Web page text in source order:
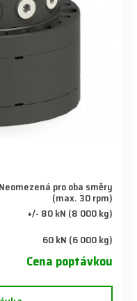
Neomezená pro oba směry
(max. 30 rpm)
+/- 80 kN (8 000 kg)
60 kN (6 000 kg)
Cena poptávkou